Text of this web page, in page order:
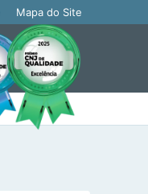
Mapa do Site